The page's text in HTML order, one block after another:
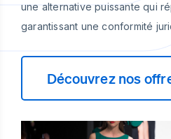
une alternative puissante qui
garantissant une conformité
Découvrez nos